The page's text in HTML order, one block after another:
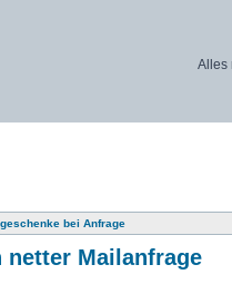
Alles
bei Anfrage
netter Mailanfrage